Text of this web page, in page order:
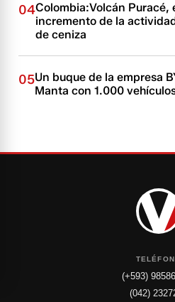
04Colombia:Volcán Puracé,
incremento de la
de ceniza
05Un buque de la empresa
Manta con 1.000
(+593)
(042)